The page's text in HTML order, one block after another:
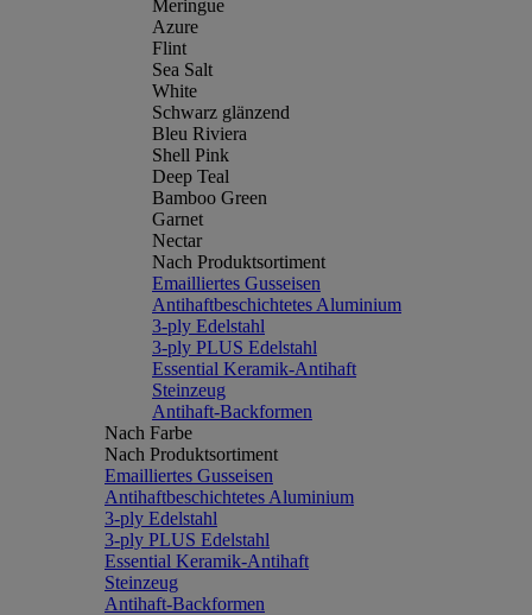
Meringue
Azure
Flint
Sea Salt
White
Schwarz glänzend
Bleu Riviera
Shell Pink
Deep Teal
Bamboo Green
Garnet
Nectar
Nach Produktsortiment
Emailliertes Gusseisen
Antihaftbeschichtetes Aluminium
3-ply Edelstahl
3-ply PLUS Edelstahl
Essential Keramik-Antihaft
Steinzeug
Antihaft-Backformen
Nach Farbe
Nach Produktsortiment
Emailliertes Gusseisen
Antihaftbeschichtetes Aluminium
3-ply Edelstahl
3-ply PLUS Edelstahl
Essential Keramik-Antihaft
Steinzeug
Antihaft-Backformen